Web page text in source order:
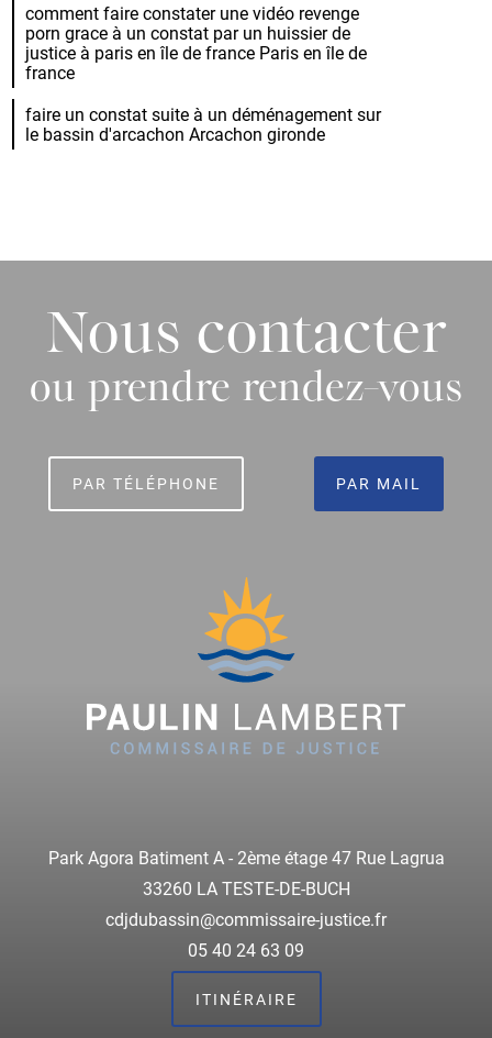
comment faire constater une vidéo revenge
porn grace à un constat par un huissier de
justice à paris en île de france Paris en île de
france
faire un constat suite à un déménagement sur
le bassin d'arcachon Arcachon gironde
Nous contacter
ou prendre rendez-vous
PAR TÉLÉPHONE PAR MAIL
Park Agora Batiment A - 2ème étage 47 Rue Lagrua
33260 LA TESTE-DE-BUCH
cdjdubassin@commissaire-justice.fr
05 40 24 63 09
ITINÉRAIRE